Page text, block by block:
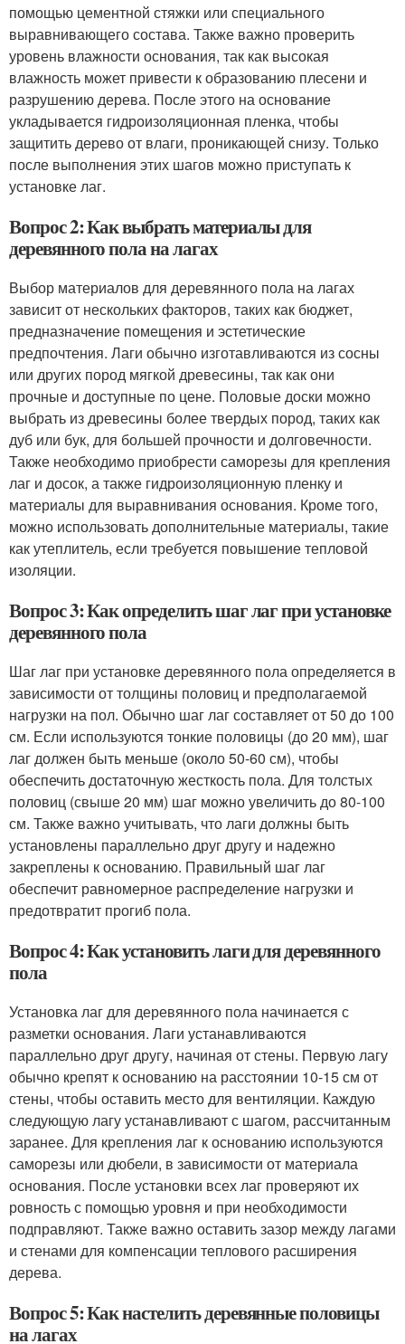
помощью цементной стяжки или специального
выравнивающего состава. Также важно проверить
уровень влажности основания, так как высокая
влажность может привести к образованию плесени и
разрушению дерева. После этого на основание
укладывается гидроизоляционная пленка, чтобы
защитить дерево от влаги, проникающей снизу. Только
после выполнения этих шагов можно приступать к
установке лаг.
Вопрос 2: Как выбрать материалы для
деревянного пола на лагах
Выбор материалов для деревянного пола на лагах
зависит от нескольких факторов, таких как бюджет,
предназначение помещения и эстетические
предпочтения. Лаги обычно изготавливаются из сосны
или других пород мягкой древесины, так как они
прочные и доступные по цене. Половые доски можно
выбрать из древесины более твердых пород, таких как
дуб или бук, для большей прочности и долговечности.
Также необходимо приобрести саморезы для крепления
лаг и досок, а также гидроизоляционную пленку и
материалы для выравнивания основания. Кроме того,
можно использовать дополнительные материалы, такие
как утеплитель, если требуется повышение тепловой
изоляции.
Вопрос 3: Как определить шаг лаг при установке
деревянного пола
Шаг лаг при установке деревянного пола определяется в
зависимости от толщины половиц и предполагаемой
нагрузки на пол. Обычно шаг лаг составляет от 50 до 100
см. Если используются тонкие половицы (до 20 мм), шаг
лаг должен быть меньше (около 50-60 см), чтобы
обеспечить достаточную жесткость пола. Для толстых
половиц (свыше 20 мм) шаг можно увеличить до 80-100
см. Также важно учитывать, что лаги должны быть
установлены параллельно друг другу и надежно
закреплены к основанию. Правильный шаг лаг
обеспечит равномерное распределение нагрузки и
предотвратит прогиб пола.
Вопрос 4: Как установить лаги для деревянного
пола
Установка лаг для деревянного пола начинается с
разметки основания. Лаги устанавливаются
параллельно друг другу, начиная от стены. Первую лагу
обычно крепят к основанию на расстоянии 10-15 см от
стены, чтобы оставить место для вентиляции. Каждую
следующую лагу устанавливают с шагом, рассчитанным
заранее. Для крепления лаг к основанию используются
саморезы или дюбели, в зависимости от материала
основания. После установки всех лаг проверяют их
ровность с помощью уровня и при необходимости
подправляют. Также важно оставить зазор между лагами
и стенами для компенсации теплового расширения
дерева.
Вопрос 5: Как настелить деревянные половицы
на лагах